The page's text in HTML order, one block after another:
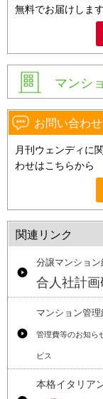
無料でお届けします
マンシ
お問い合わせ
月刊ウェンディに
わせはこちらから
関連リンク
分譲マンショ
合人社計
マンション管理
管理費等のお知ら
ビス
本格イタリア